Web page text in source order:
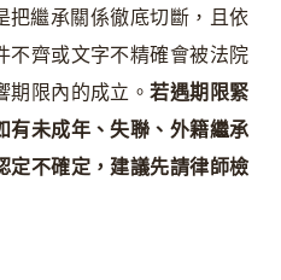
繼承關係徹底切斷，且依
不齊或文字不精確會被法院
期限內的成立。若遇期限緊
有未成年、失聯、外籍繼承
定不確定，建議先請律師檢